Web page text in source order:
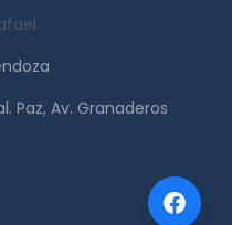
Paz, Av. Granaderos